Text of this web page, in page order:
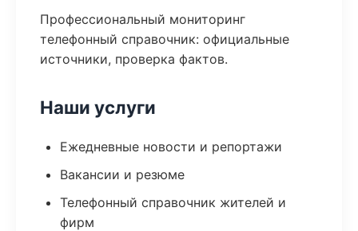
Профессиональный мониторинг
телефонный справочник: официальные
источники, проверка фактов.
Наши услуги
Ежедневные новости и репортажи
Вакансии и резюме
Телефонный справочник жителей и
фирм